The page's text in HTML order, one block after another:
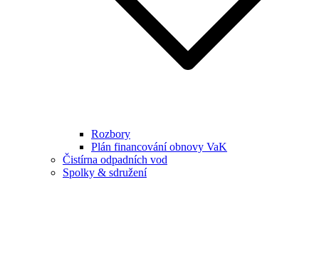
Rozbory
Plán financování obnovy VaK
Čistírna odpadních vod
Spolky & sdružení